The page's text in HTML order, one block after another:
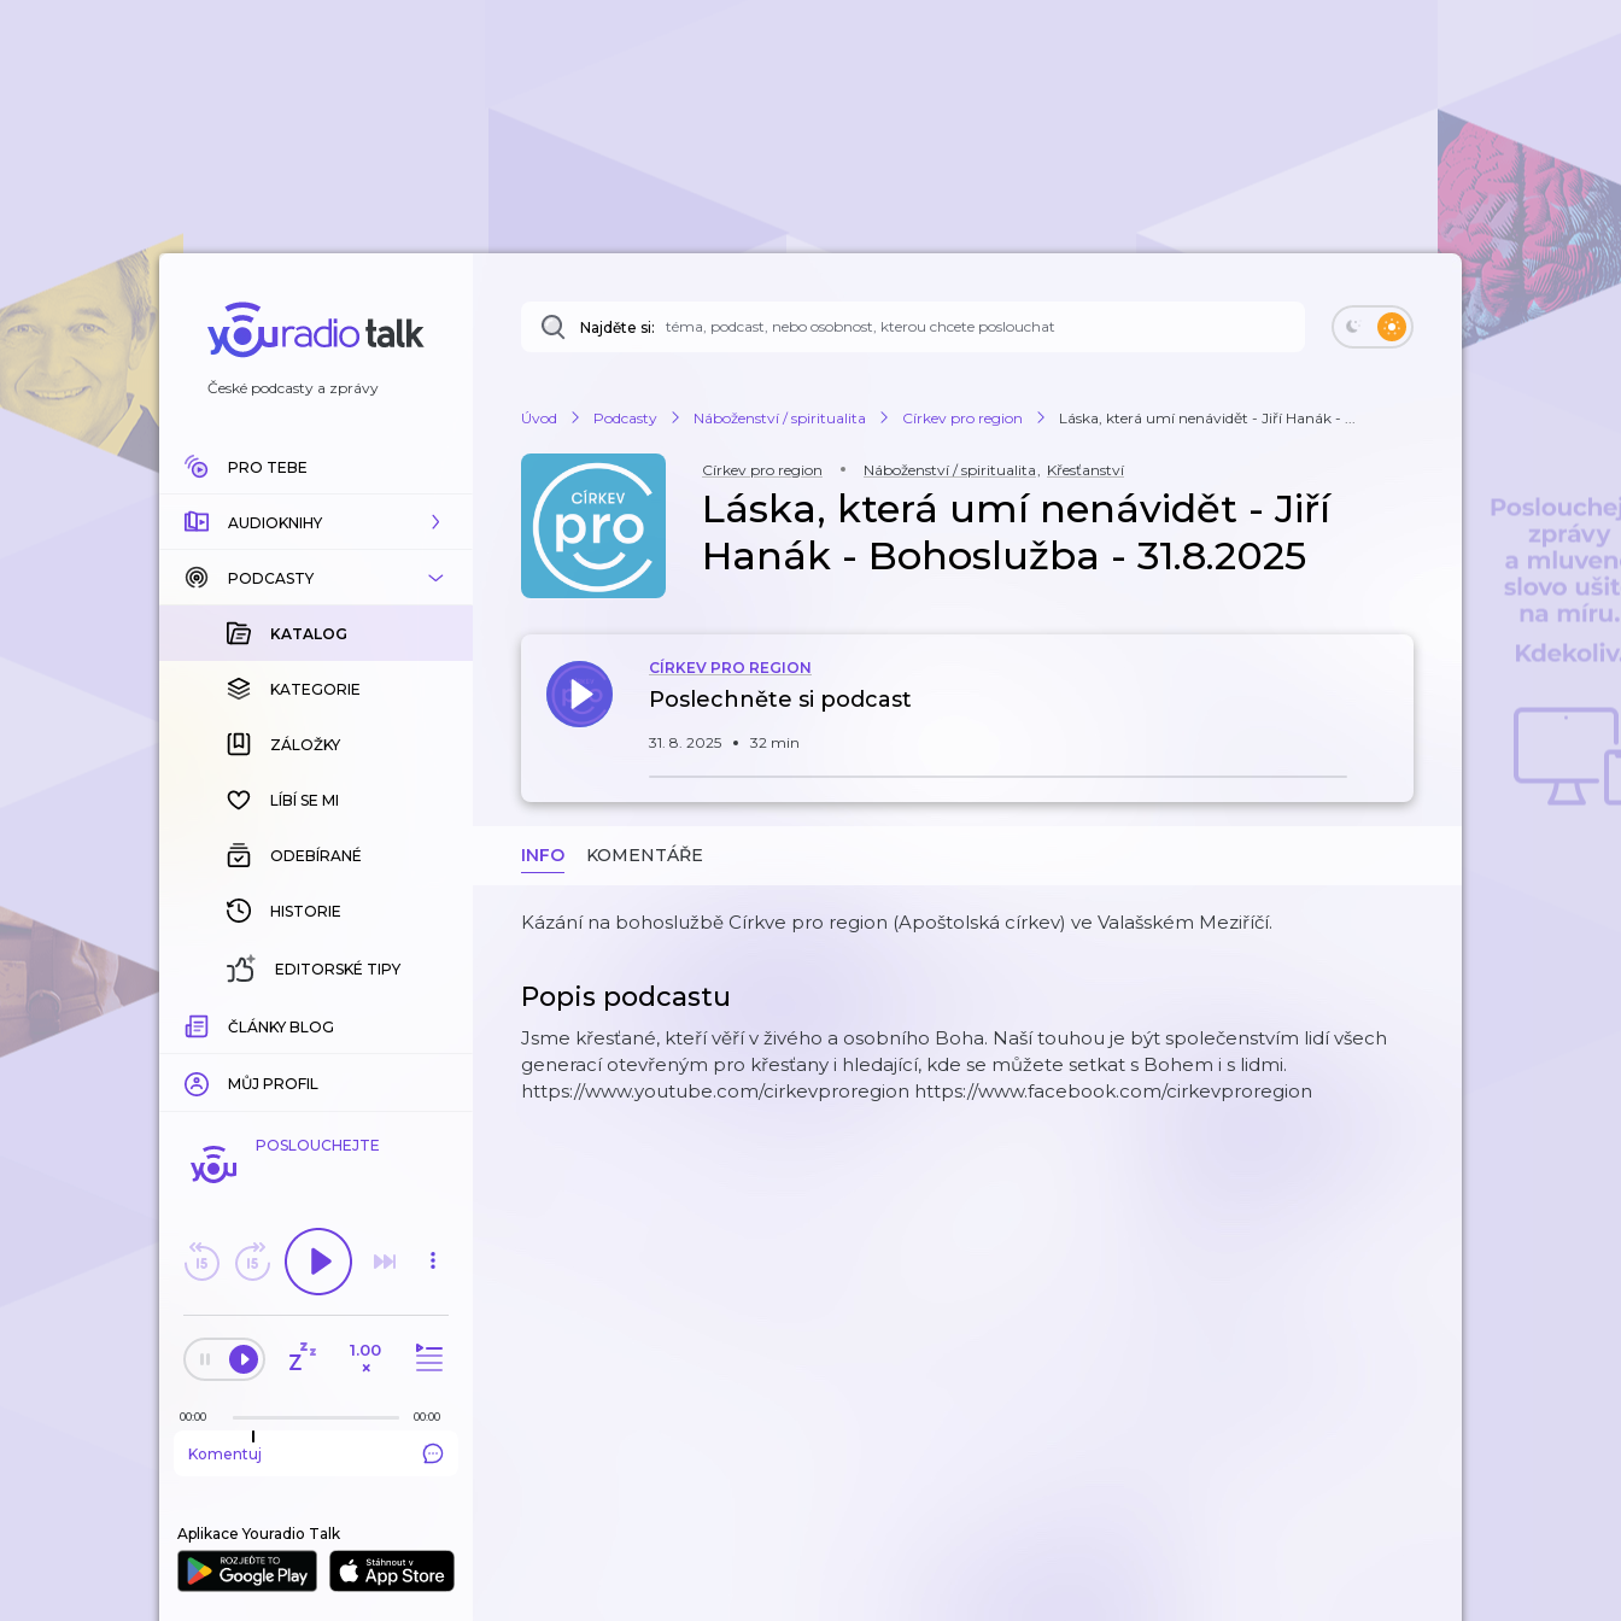
České podcasty a zprávy
PRO TEBE
AUDIOKNIHY
KATALOG
KOUPENÉ
KATEGORIE
ZÁLOŽKY
HISTORIE
PODCASTY
KATALOG
KATEGORIE
ZÁLOŽKY
LÍBÍ SE MI
ODEBÍRANÉ
HISTORIE
EDITORSKÉ TIPY
ČLÁNKY BLOG
MŮJ PROFIL
POSLOUCHEJTE
1.00
×
00:00 00:00
Komentuj
Aplikace Youradio Talk
Najděte si:
Úvod Podcasty Náboženství / spiritualita Církev pro region Láska, která umí nenávidět - Jiří Hanák - ...
Církev pro region Náboženství / spiritualita, Křesťanství
Láska, která umí nenávidět - Jiří
Hanák - Bohoslužba - 31.8.2025
CÍRKEV PRO REGION
Poslechněte si podcast
31. 8. 2025 32 min
INFO KOMENTÁŘE
Kázání na bohoslužbě Církve pro region (Apoštolská církev) ve Valašském Meziříčí.
Popis podcastu
Jsme křesťané, kteří věří v živého a osobního Boha. Naší touhou je být společenstvím lidí všech
generací otevřeným pro křesťany i hledající, kde se můžete setkat s Bohem i s lidmi.
https://www.youtube.com/cirkevproregion https://www.facebook.com/cirkevproregion